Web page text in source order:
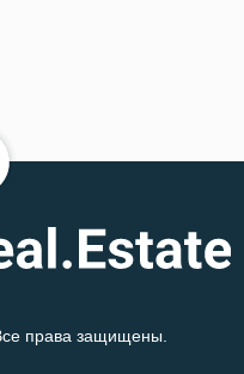
права защищены.